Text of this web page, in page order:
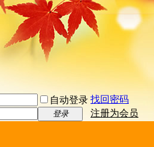
自动登录 找回密码
登录
注册为会员